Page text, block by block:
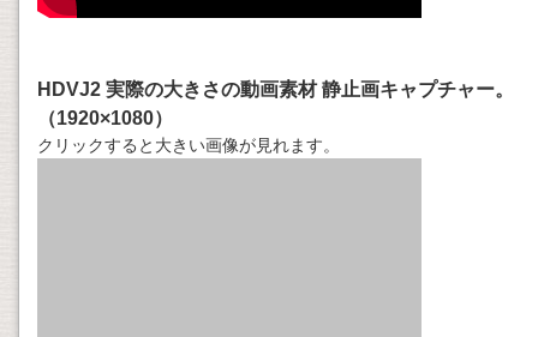
HDVJ2 実際の大きさの動画素材 静止画キャプチャー。
（1920×1080）
クリックすると大きい画像が見れます。